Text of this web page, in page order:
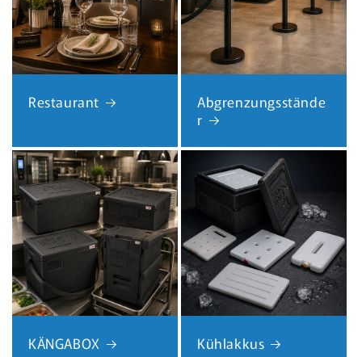
Restaurant
Abgrenzungsstände
r
KÄNGABOX Kühlakkus